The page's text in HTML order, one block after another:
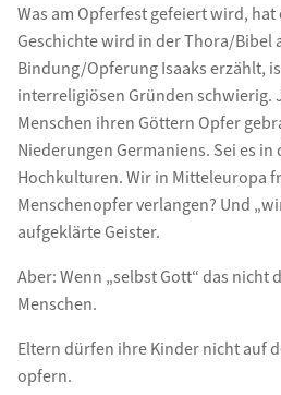
Was am Opferfest gefeiert wird,
Geschichte wird in der Thora/Bibel
Bindung/Opferung Isaaks erzählt,
interreligiösen Gründen schwierig.
Menschen ihren Göttern Opfer
Niederungen Germaniens. Sei es
Hochkulturen. Wir in Mitteleuropa
Menschenopfer verlangen? Und
aufgeklärte Geister.
Aber: Wenn „selbst Gott“ das nicht
Menschen.
Eltern dürfen ihre Kinder nicht auf
opfern.